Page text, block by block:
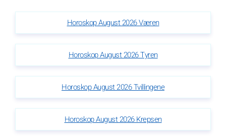
Horoskop August 2026 Væren
Horoskop August 2026 Tyren
Horoskop August 2026 Tvillingene
Horoskop August 2026 Krepsen